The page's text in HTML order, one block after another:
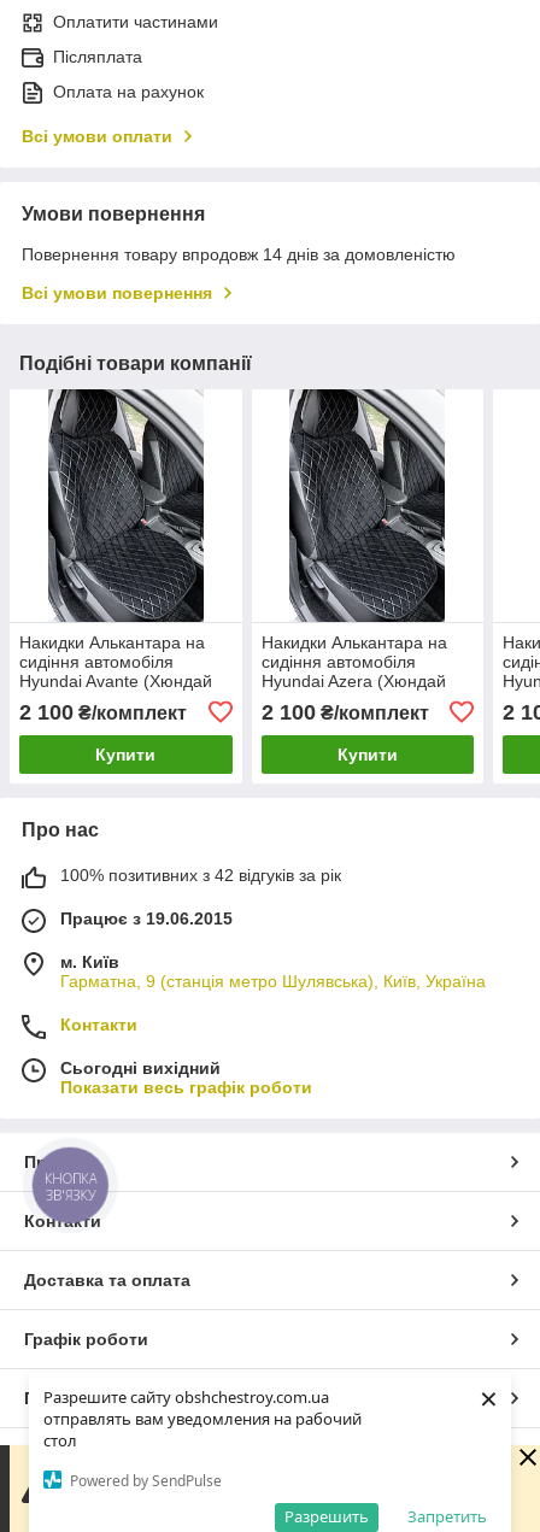
Разрешите сайту obshchestroy.com.ua
отправлять вам уведомления на рабочий
стол
Powered by SendPulse
Запретить
Разрешить
×
Оплатити частинами
Післяплата
Оплата на рахунок
Всі умови оплати
Умови повернення
Повернення товару впродовж 14 днів за домовленістю
Всі умови повернення
Подібні товари компанії
Накидки Алькантара на
сидіння автомобіля
Hyundai Avante (Хюндай
Авант) (1+1) два сидіння
переднього ряду
2 100 ₴/комплект
Купити
Накидки Алькантара на
сидіння автомобіля
Hyundai Azera (Хюндай
Азера) (1+1) два сидіння
переднього ряду
2 100₴/комплект
Купити
2
Про нас
100% позитивних з 42 відгуків за рік
Працює з 19.06.2015
м. Київ
Гарматна, 9 (станція метро Шулявська), Київ, Україна
Контакти
Сьогодні вихідний
Показати весь графік роботи
Про нас
Контакти
Доставка та оплата
Графік роботи
Повна версія сайту
замовлення та повідомлення, оскільки за її графіком
роботи сьогодні вихідний. Вашу заявку буде оброблено
КНОПКА
ЗВ'ЯЗКУ